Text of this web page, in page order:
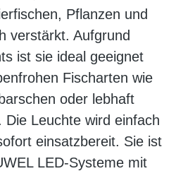
Pflanzen und
verstärkt. Aufgrund
ist sie ideal geeignet
Fischarten wie
oder lebhaft
Die Leuchte wird einfach
einsatzbereit. Sie ist
LED-Systeme mit